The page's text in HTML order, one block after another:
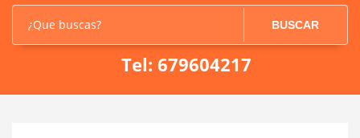
¿Que buscas? BUSCAR
Tel: 679604217